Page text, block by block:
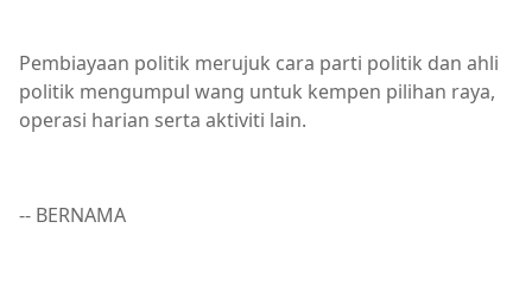
Pembiayaan politik merujuk cara parti politik dan ahli
politik mengumpul wang untuk kempen pilihan raya,
operasi harian serta aktiviti lain.
-- BERNAMA